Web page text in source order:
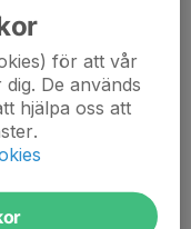
för att vår
De används
hjälpa oss att